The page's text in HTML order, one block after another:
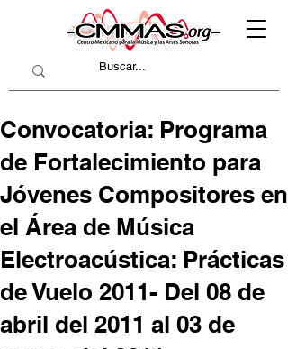
Convocatoria: Programa
de Fortalecimiento para
Jóvenes Compositores en
el Área de Música
Electroacústica: Prácticas
de Vuelo 2011- Del 08 de
abril del 2011 al 03 de